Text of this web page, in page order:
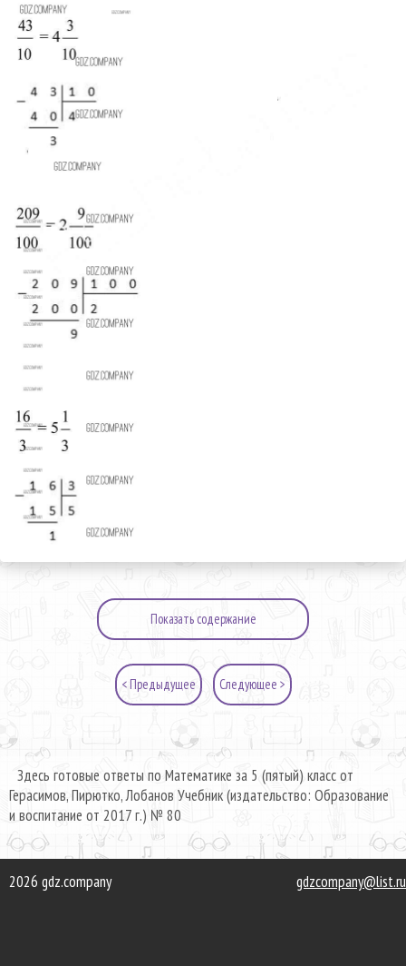
Показать содержание
< Предыдущее Следующее >
Здесь готовые ответы по Математике за 5 (пятый) класс от
Герасимов, Пирютко, Лобанов Учебник (издательство: Образование
и воспитание от 2017 г.) № 80
2026 gdz.company gdzcompany@list.ru